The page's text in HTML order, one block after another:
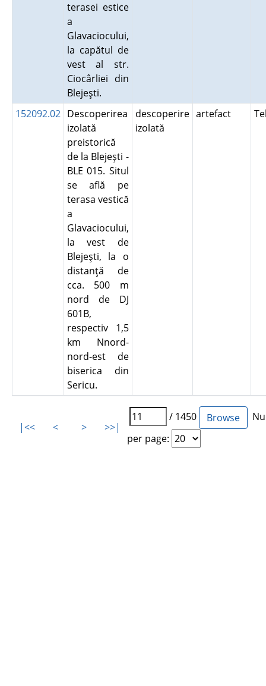
terasei estice
a
Glavaciocului,
la capătul de
vest al str.
Ciocârliei din
Blejeşti.
152092.02 Descoperirea
izolată
preistorică
de la Blejeşti -
BLE 015. Situl
se află pe
terasa vestică
a
Glavaciocului,
la vest de
Blejeşti, la o
distanţă de
cca. 500 m
nord de DJ
601B,
respectiv 1,5
km Nnord-
nord-est de
biserica din
Sericu.
descoperire
izolată
artefact
|<< < > >>|
/ 1450
per page: